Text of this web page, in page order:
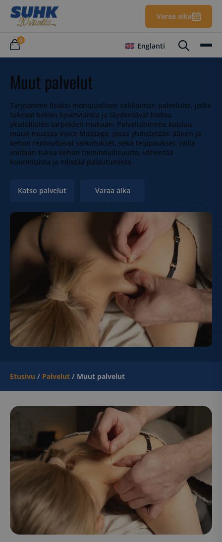
Varaa aika
0
Englanti
Muut palvelut
Tarjoamme lisäksi monipuolisen valikoiman palveluita, jotka
tukevat kehon hyvinvointia ja täydentävät hoitoa
yksilöllisten tarpeiden mukaan. Palveluihimme kuuluu
muun muassa Voice Massage, jossa yhdistetään äänen ja
kehon rentouttavat vaikutukset, sekä teippaukset, joilla
voidaan tukea kehon toiminnallisuutta, vähentää
kuormitusta ja edistää palautumista.
Katso palvelut Varaa aika
Etusivu / Palvelut / Muut palvelut